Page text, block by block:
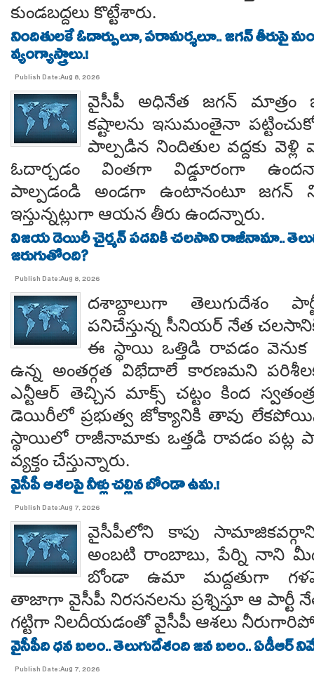
కుండబద్దలు కొట్టేశారు.
నిందితులకే ఓదార్పులూ, పరామర్శలూ.. జగన్ తీరుపై
వ్యంగ్యాస్త్రాలు.!
Publish Date:Aug 8, 2026
వైసీపీ అధినేత జగన్ మాత్రం
కష్టాలను ఇసుమంతైనా
పాల్పడిన నిందితుల వద్దకు
ఓదార్చడం వింతగా విడ్డూరంగా
పాల్పడండి అండగా ఉంటానంటూ జగన్
ఇస్తున్నట్లుగా ఆయన తీరు ఉందన్నారు.
విజయ డెయిరీ చైర్మన్ పదవికి చలసాని రాజీనామా..
జరుగుతోంది?
Publish Date:Aug 8, 2026
దశాబ్దాలుగా తెలుగుదేశం
పనిచేస్తున్న సీనియర్ నేత
ఈ స్థాయి ఒత్తిడి రావడం వెనుక
ఉన్న అంతర్గత విభేదాలే కారణమని
ఎన్టీఆర్ తెచ్చిన మాక్స్ చట్టం కింద
డెయిరీలో ప్రభుత్వ జోక్యానికి తావు
స్థాయిలో రాజీనామాకు ఒత్తడి రావడం పట్ల
వ్యక్తం చేస్తున్నారు.
వైసీపీ ఆశలపై నీళ్లు చల్లిన బోండా ఉమ.!
Publish Date:Aug 7, 2026
వైసీపీలోని కాపు
అంబటి రాంబాబు, పేర్ని నాని
బోండా ఉమా మద్దతుగా
తాజాగా వైసీపీ నిరసనలను ప్రశ్నిస్తూ ఆ
గట్టిగా నిలదీయడంతో వైసీపీ ఆశలు
వైసీపీది ధన బలం.. తెలుగుదేశంది జన బలం.. ఏడీఆర్
Publish Date:Aug 7, 2026